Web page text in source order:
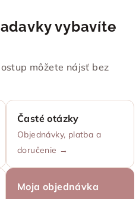
vybavíte
môžete nájsť bez
Časté otázky
Objednávky, platba a
doručenie →
Moja objednávka